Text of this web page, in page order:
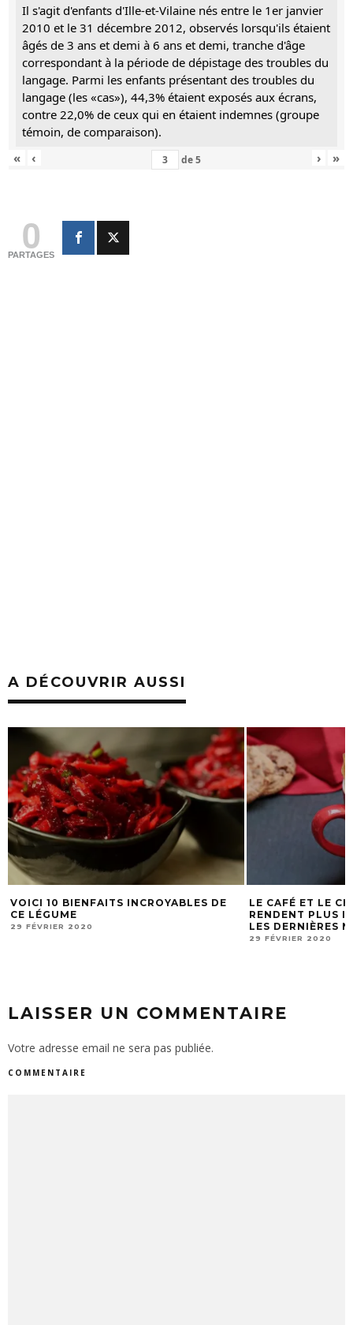
Il s'agit d'enfants d'Ille-et-Vilaine nés entre le 1er janvier
2010 et le 31 décembre 2012, observés lorsqu'ils étaient
âgés de 3 ans et demi à 6 ans et demi, tranche d'âge
correspondant à la période de dépistage des troubles du
langage. Parmi les enfants présentant des troubles du
langage (les «cas»), 44,3% étaient exposés aux écrans,
contre 22,0% de ceux qui en étaient indemnes (groupe
témoin, de comparaison).
«
‹ de5 › »
0
PARTAGES
A DÉCOUVRIR AUSSI
LE CAFÉ ET LE CHOCOLAT VOUS
RENDENT PLUS INTELLIGENTS, SELON
LES DERNIÈRES NEUROSCIENCES
OBJECTIF
CONSEILS
12 NOVEMBRE 2015
LAISSER UN COMMENTAIRE
Votre adresse email ne sera pas publiée.
COMMENTAIRE